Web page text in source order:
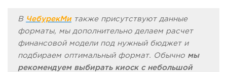
В ЧебурекМитакже присутствуют данные
форматы, мы дополнительно делаем расчет
финансовой модели под нужный бюджет и
подбираем оптимальный формат. Обычно мы
рекомендуем выбирать киоск с небольшой